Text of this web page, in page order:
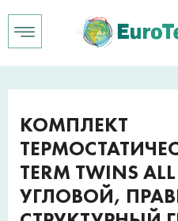
КОМПЛЕКТ
TERM TWINS
УГЛОВОЙ,